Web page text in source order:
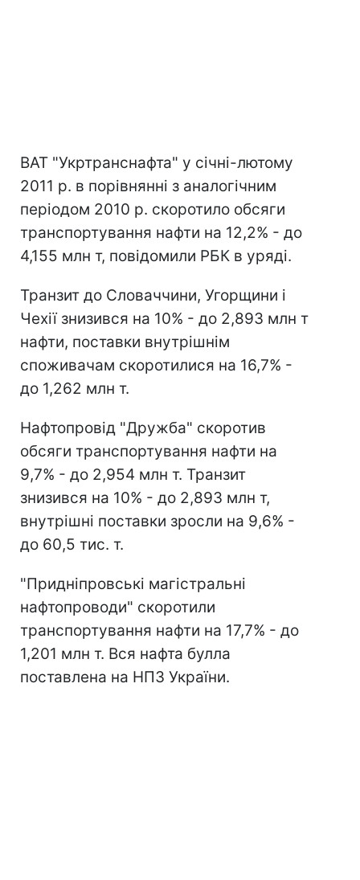
ВАТ "Укртранснафта" у січні-лютому
2011 р. в порівнянні з аналогічним
періодом 2010 р. скоротило обсяги
транспортування нафти на 12,2% - до
4,155 млн т, повідомили РБК в уряді.
Транзит до Словаччини, Угорщини і
Чехії знизився на 10% - до 2,893 млн т
нафти, поставки внутрішнім
споживачам скоротилися на 16,7% -
до 1,262 млн т.
Нафтопровід "Дружба" скоротив
обсяги транспортування нафти на
9,7% - до 2,954 млн т. Транзит
знизився на 10% - до 2,893 млн т,
внутрішні поставки зросли на 9,6% -
до 60,5 тис. т.
"Придніпровські магістральні
нафтопроводи" скоротили
транспортування нафти на 17,7% - до
1,201 млн т. Вся нафта булла
поставлена на НПЗ України.